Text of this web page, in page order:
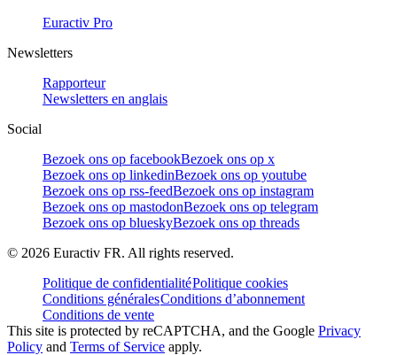
Euractiv Pro
Newsletters
Rapporteur
Newsletters en anglais
Social
Bezoek ons op facebookBezoek ons op x
Bezoek ons op linkedinBezoek ons op youtube
Bezoek ons op rss-feedBezoek ons op instagram
Bezoek ons op mastodonBezoek ons op telegram
Bezoek ons op blueskyBezoek ons op threads
© 2026 Euractiv FR. All rights reserved.
Politique de confidentialitéPolitique cookies
Conditions généralesConditions d’abonnement
Conditions de vente
This site is protected by reCAPTCHA, and the Google Privacy
Policy and Terms of Service apply.